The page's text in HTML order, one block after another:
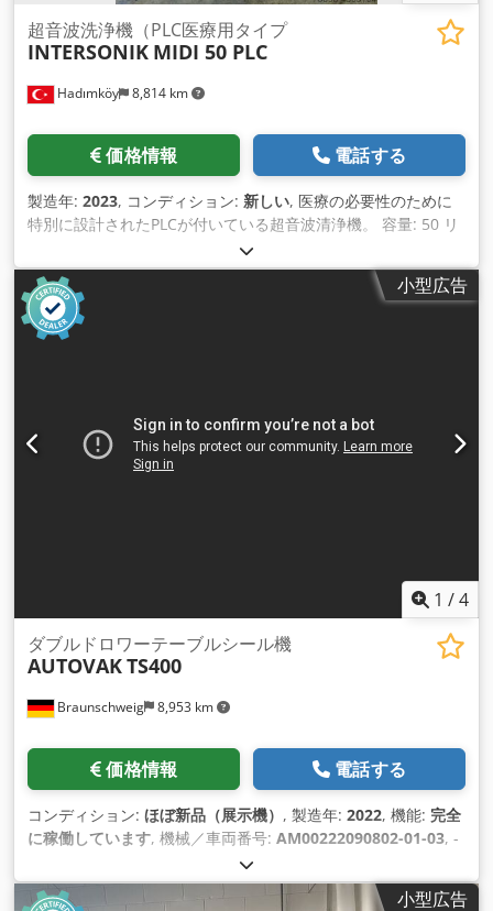
Hadımköy 8,814 km
超音波洗浄機（PLC医療用タイプ
INTERSONIK MIDI 50 PLC
価格情報 電話する
製造年: 2023, コンディション: 新しい, 医療の必要性のために
特別に設計されたPLCが付いている超音波清浄機。 容量: 50 リ
ットル 自動充填。利用可能 自動投与。利用可能 蓋空気圧ピス
トン Csdpfxofg Eqws Adzerf プログラム可能。PLC とのはい
液面制御。利用可能 超音波洗浄機、超音波脱脂機、超音波洗浄
機、小型超音波洗浄機、医療用超音波洗浄機、自動化
小型広告
1 /4
Braunschweig 8,953 km
ダブルドロワーテーブルシール機
AUTOVAKTS400
価格情報 電話する
コンディション: ほぼ新品（展示機） , 製造年: 2022, 機能: 完全
に稼働しています, 機械／車両番号: AM00222090802-01-03, -
機能：ブリスターボックスのヒートシール。 Crjdpepfcy Eofx
Adzsf - 機械の主な材質：304ステンレス鋼、アルミニウム合金
小型広告